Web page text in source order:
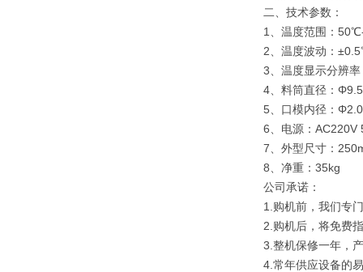
二、技术参数：
1、温度范围：
2、温度波动：
3、温度显示分辨
4、料筒直径：
5、口模内径：
6、电源：AC220V
7、外型尺寸：
8、净重：35kg
公司承诺：
1.购机前，我们专
2.购机后，将免费
3.整机保修一年，
4.常年供应设备的